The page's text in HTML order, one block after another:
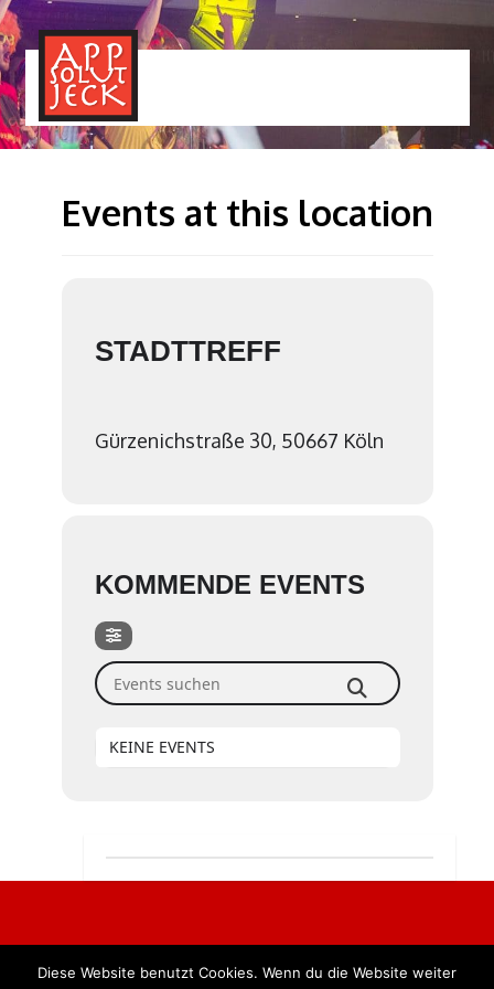
Events at this location
STADTTREFF
Gürzenichstraße 30, 50667 Köln
KOMMENDE EVENTS
Events suchen
KEINE EVENTS
Alle Rechte vorbehalten. BKB Verlag GmbH
Diese Website benutzt Cookies. Wenn du die Website weiter